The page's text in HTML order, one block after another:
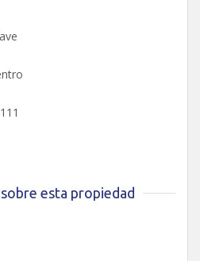
esta propiedad